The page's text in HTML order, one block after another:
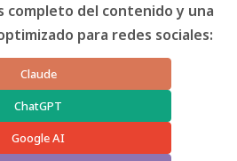
completo del contenido y una
para redes sociales:
Claude
ChatGPT
Google AI